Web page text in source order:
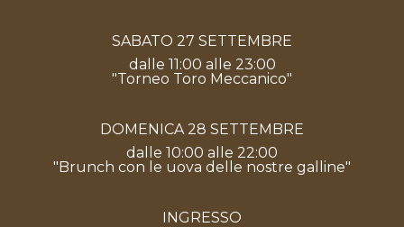
SABATO 27 SETTEMBRE
dalle 11:00 alle 23:00
"Torneo Toro Meccanico"
DOMENICA 28 SETTEMBRE
dalle 10:00 alle 22:00
"Brunch con le uova delle nostre galline"
INGRESSO